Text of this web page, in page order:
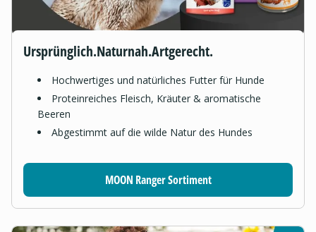
Ursprünglich.Naturnah.Artgerecht.
Hochwertiges und natürliches Futter für Hunde
Proteinreiches Fleisch, Kräuter & aromatische
Beeren
Abgestimmt auf die wilde Natur des Hundes
MOON Ranger Sortiment